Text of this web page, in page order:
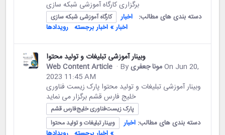
برگزاری کارگاه آموزشی شبکه سازی
کارگاه آموزشی شبکه سازی دسته بندی های مطالب: اخبار
اخبار » اخبار برجسته رویدادها
وبینار آموزشی تبلیغات و تولید محتوا
Web Content Article · Byمونا جعفریOn Jun 20,
2023 11:45 AM
وبینار آموزشی تبلیغات و تولید محتوا پارک زیست فناوری
خلیج فارس قشم برگزار می نماید
پارک زیست‌فناوری خلیج‌فارس قشم
وبینار تبلیغات و تولید محتوا
دسته بندی های مطالب: اخبار